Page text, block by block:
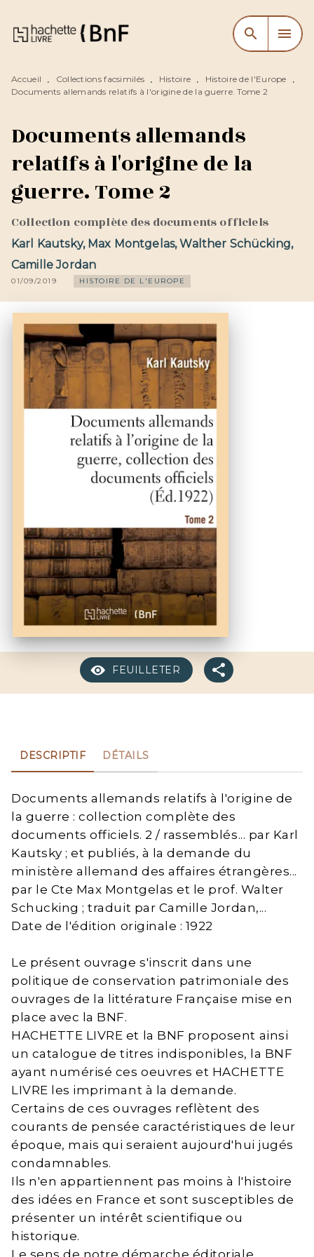
MENU RECHERCHE
CONTENU
search menu
Accueil • Collections facsimilés • Histoire • Histoire de l'Europe
•
Documents allemands relatifs à l'origine de la guerre. Tome 2
Documents allemands
relatifs à l'origine de la
guerre. Tome 2
Collection complète des documents officiels
Karl Kautsky, Max Montgelas,Walther Schücking,
Camille Jordan
01/09/2019 HISTOIRE DE L'EUROPE
FEUILLETER
DESCRIPTIF DÉTAILS
Documents allemands relatifs à l'origine de
la guerre : collection complète des
documents officiels. 2 / rassemblés... par Karl
Kautsky ; et publiés, à la demande du
ministère allemand des affaires étrangères...
par le Cte Max Montgelas et le prof. Walter
Schucking ; traduit par Camille Jordan,...
Date de l'édition originale : 1922
Le présent ouvrage s'inscrit dans une
politique de conservation patrimoniale des
ouvrages de la littérature Française mise en
place avec la BNF.
HACHETTE LIVRE et la BNF proposent ainsi
un catalogue de titres indisponibles, la BNF
ayant numérisé ces oeuvres et HACHETTE
LIVRE les imprimant à la demande.
Certains de ces ouvrages reflètent des
courants de pensée caractéristiques de leur
époque, mais qui seraient aujourd'hui jugés
condamnables.
Ils n'en appartiennent pas moins à l'histoire
des idées en France et sont susceptibles de
présenter un intérêt scientifique ou
historique.